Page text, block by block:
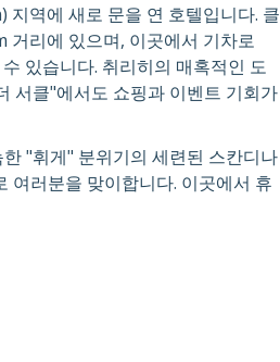
역에 새로 문을 연 호텔입니다. 클
리에 있으며, 이곳에서 기차로
있습니다. 취리히의 매혹적인 도
서클"에서도 쇼핑과 이벤트 기회가
한 "휘게" 분위기의 세련된 스칸디나
여러분을 맞이합니다. 이곳에서 휴